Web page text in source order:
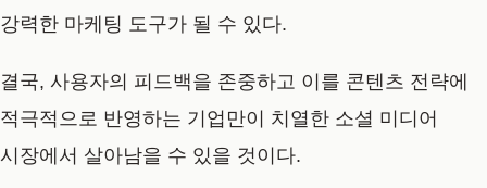
강력한 마케팅 도구가 될 수 있다.
결국, 사용자의 피드백을 존중하고 이를 콘텐츠 전략에
적극적으로 반영하는 기업만이 치열한 소셜 미디어
시장에서 살아남을 수 있을 것이다.